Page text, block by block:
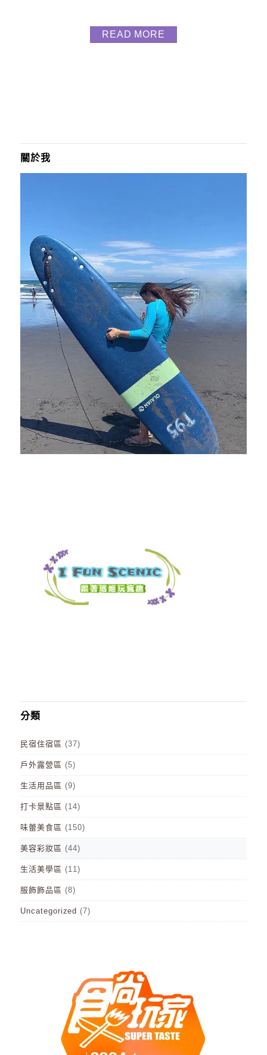
出成份，就像買衣服我很注重質感料質，故然這次要
來開箱分享給大家這款我覺的還滿好用的產品 打開外
READ MORE
關於我
分類
民宿住宿區 (37)
戶外露營區 (5)
生活用品區 (9)
打卡景點區 (14)
味蕾美食區 (150)
美容彩妝區 (44)
生活美學區 (11)
服飾飾品區 (8)
Uncategorized (7)